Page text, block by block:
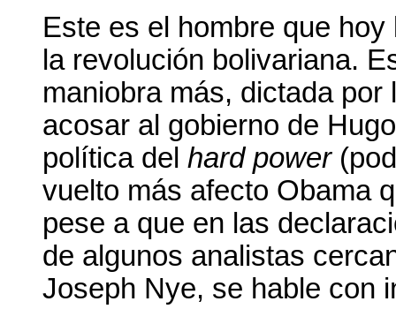
Este es el hombre que
la revolución bolivariana.
maniobra más, dictada
acosar al gobierno de
política del hard power
vuelto más afecto Obama
pese a que en las
de algunos analistas
Joseph Nye, se hable con